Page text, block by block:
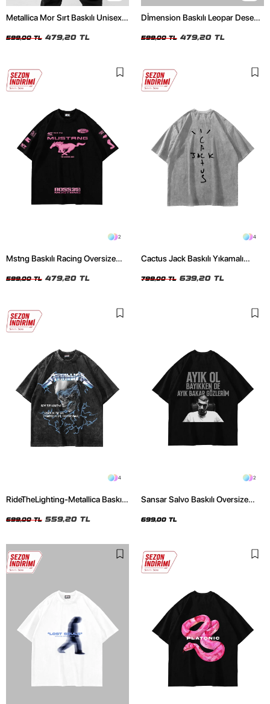
Metallica Mor Sırt Baskılı Unisex
599,00 TL 479,20 TL
Dİmension Baskılı Leopar Desenli
Tshirt
599,00 TL 479,20 TL
2
Mstng Baskılı Racing Oversize
599,00 TL 479,20 TL
4
Cactus Jack Baskılı Yıkamalı
799,00 TL 639,20 TL
4
RideTheLighting-Metallica Baskılı
Tshirt
699,00 TL 559,20 TL
2
Sansar Salvo Baskılı Oversize
699,00 TL